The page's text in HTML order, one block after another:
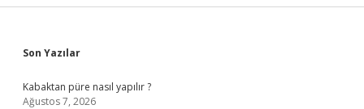
Sidebar
Son Yazılar
Kabaktan püre nasıl yapılır ?
Ağustos 7, 2026